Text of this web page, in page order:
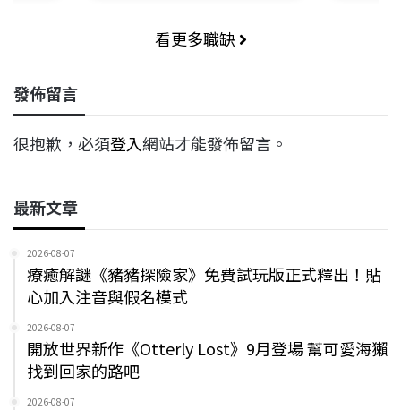
看更多職缺
發佈留言
很抱歉，必須登入網站才能發佈留言。
最新文章
2026-08-07
療癒解謎《豬豬探險家》免費試玩版正式釋出！貼
心加入注音與假名模式
2026-08-07
開放世界新作《Otterly Lost》9月登場 幫可愛海獺
找到回家的路吧
2026-08-07